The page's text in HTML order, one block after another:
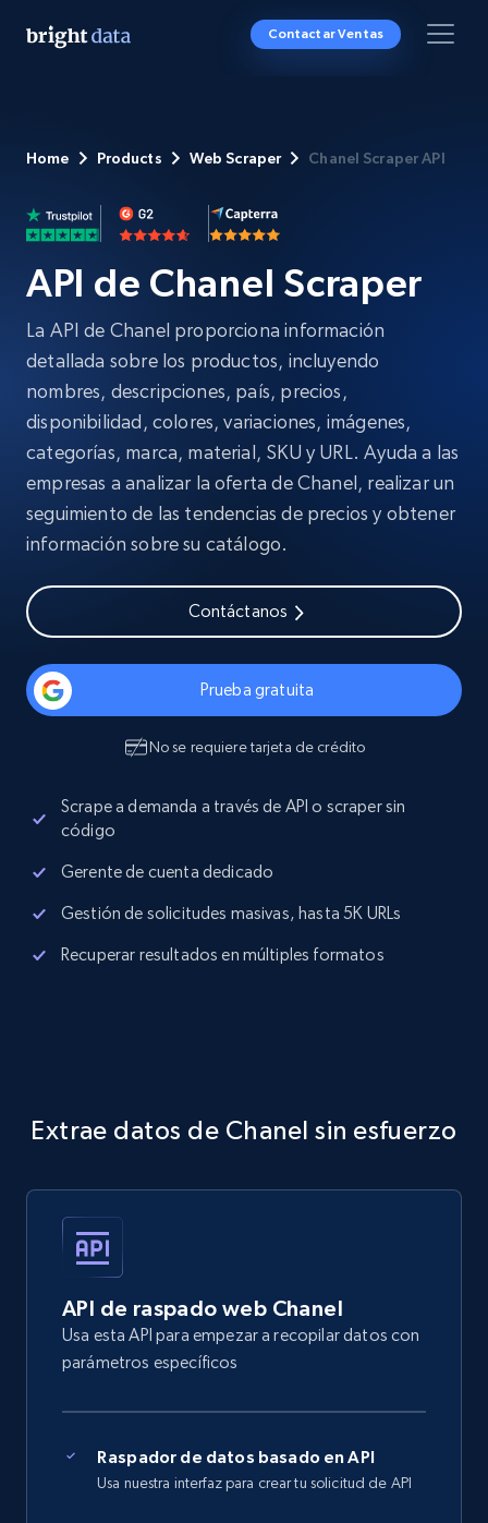
Contactar Ventas
Home Products Web Scraper Chanel Scraper API
API de Chanel Scraper
La API de Chanel proporciona información
detallada sobre los productos, incluyendo
nombres, descripciones, país, precios,
disponibilidad, colores, variaciones, imágenes,
categorías, marca, material, SKU y URL. Ayuda a las
empresas a analizar la oferta de Chanel, realizar un
seguimiento de las tendencias de precios y obtener
información sobre su catálogo.
Contáctanos
Prueba gratuita
No se requiere tarjeta de crédito
Scrape a demanda a través de API o scraper sin
código
Gerente de cuenta dedicado
Gestión de solicitudes masivas, hasta 5K URLs
Recuperar resultados en múltiples formatos
Extrae datos de Chanel sin esfuerzo
API de raspado web Chanel
Usa esta API para empezar a recopilar datos con
parámetros específicos
Raspador de datos basado en API
Usa nuestra interfaz para crear tu solicitud de API